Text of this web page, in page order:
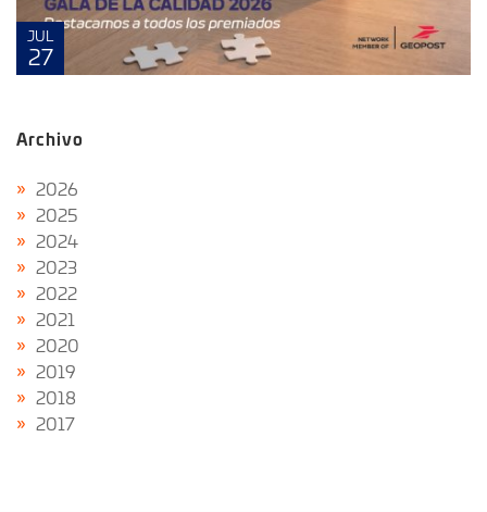
JUL
27
Archivo
2026
2025
2024
2023
2022
2021
2020
2019
2018
2017